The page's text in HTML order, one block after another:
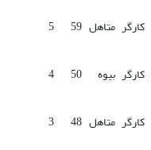
کارگر متاهل 59
5
کارگر بیوه 50
4
کارگر متاهل 48
3